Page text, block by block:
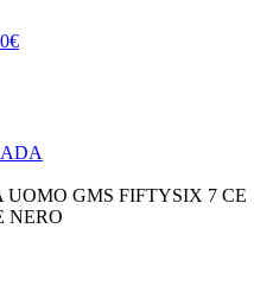
€
GMS FIFTYSIX 7 CE
NERO